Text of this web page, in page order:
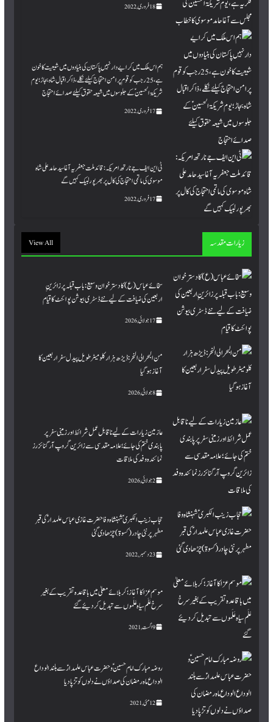
18 فروری, 2022
ہم اس ملک میں کرایے دارنہیں پاکستان کی بنیادوں میں شیعیت کاخون
ہے، 25 رجب کو قوم پرامن احتجاج کیلئے نکلے، ذاکراقبال شاہ بجاڑ؛ یوم
شریکۃ الحسینؑ کے جلوسوں میں شیعہ حقوق کیلئے صدائے احتجاج
17 فروری, 2022
ٹی این ایف جے نارتھ امریکہ : قائد ملت جعفریہ آغا سید حامد علی شاہ
موسوی کی ماتمی احتجاج کی کال پر بھرپور لبیک کہیں گے
17 فروری, 2022
زیارات مقدسہ View All
سخائے عباس (ع) کا دسترخوان وسیع: باب قبلہ پر زائرینِِ
اربعین کی ضیافت کے لیے نئے ڈسٹری بیوشن پوائنٹ کا قیام
17 جولائی, 2026
من البحر الی النحر : ڈیڑھ ہزار کلومیٹر طویل پیدل سفر اربعین کا
آغاز ہو گیا
8 جولائی, 2026
عازمین زیارات کے لیے ناقابل عمل شرائط اور زمینی سفر پر
پابندی ختم کی جائے؛ علامہ مقدسی سے زائرین گروپ آرگنائزرز
نمائندہ وفد کی ملاقات
2 جولائی, 2026
حجاب زینب الکبری ؑ شہنشاہ وفا حضرت غازی عباس علمدار ؑ کی قبر
مطہرپر نئی چادر (کسوۃ ) چڑھا دی گئی
23 دسمبر, 2022
موسم عزا کا آغاز؛ کربلائے معلیٰ میں باقاعدہ تقریب کے بغیر
سرخ عَلَم سیاہ عَلَموں سے تبدیل کردیئے گئے
9 اگست, 2021
روضہ مبارک امام حسینؑ و حضرت عباس علمدارؑ سے بلند الوداع
الوداع ماہ رمضان کی صداؤں نے دلوں کو تڑپا دیا
12 مئی, 2021